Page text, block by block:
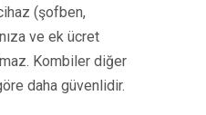
(şofben,
ve ek ücret
Kombiler diğer
daha güvenlidir.